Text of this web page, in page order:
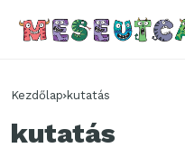
Kezdőlap kutatás
kutatás